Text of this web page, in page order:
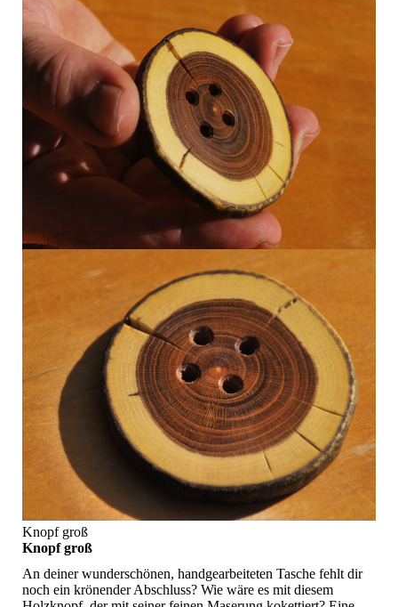
Knopf groß
Knopf groß
An deiner wunderschönen, handgearbeiteten Tasche fehlt dir
noch ein krönender Abschluss? Wie wäre es mit diesem